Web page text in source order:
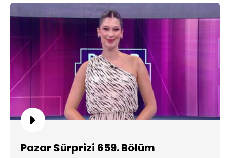
Pazar Sürprizi 659. Bölüm